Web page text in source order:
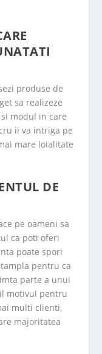
produse de
sa realizeze
modul in care
ii va intriga pe
mare loialitate
DE
pe oameni sa
ca poti oferi
poate spori
pentru ca
parte a unui
motivul pentru
multi clienti,
majoritatea